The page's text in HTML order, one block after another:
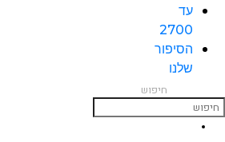
עד
2700
הסיפור
שלנו
חיפוש